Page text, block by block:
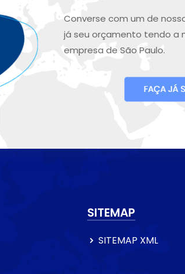
Converse com um de
já seu orçamento tendo a
empresa de São Paulo.
SITEMAP
SITEMAP XML